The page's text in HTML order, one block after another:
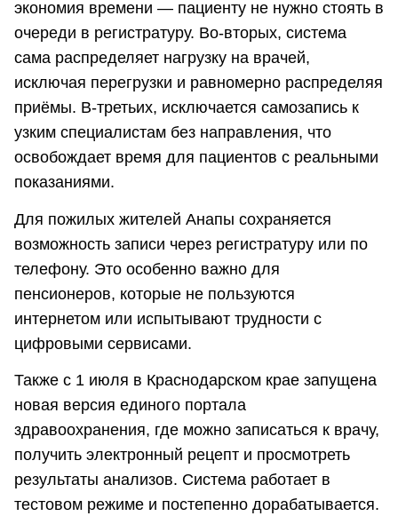
экономия времени — пациенту не нужно стоять в
очереди в регистратуру. Во-вторых, система
сама распределяет нагрузку на врачей,
исключая перегрузки и равномерно распределяя
приёмы. В-третьих, исключается самозапись к
узким специалистам без направления, что
освобождает время для пациентов с реальными
показаниями.
Для пожилых жителей Анапы сохраняется
возможность записи через регистратуру или по
телефону. Это особенно важно для
пенсионеров, которые не пользуются
интернетом или испытывают трудности с
цифровыми сервисами.
Также с 1 июля в Краснодарском крае запущена
новая версия единого портала
здравоохранения, где можно записаться к врачу,
получить электронный рецепт и просмотреть
результаты анализов. Система работает в
тестовом режиме и постепенно дорабатывается.